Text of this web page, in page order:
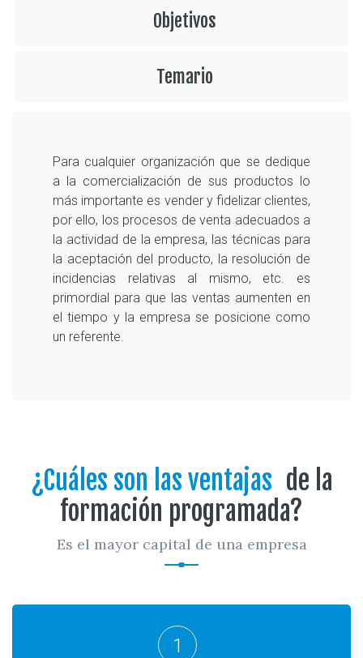
Objetivos
Temario
Para cualquier organización que se dedique
a la comercialización de sus productos lo
más importante es vender y fidelizar clientes,
por ello, los procesos de venta adecuados a
la actividad de la empresa, las técnicas para
la aceptación del producto, la resolución de
incidencias relativas al mismo, etc. es
primordial para que las ventas aumenten en
el tiempo y la empresa se posicione como
un referente.
¿Cuáles son las ventajas de la
formación programada?
Es el mayor capital de una empresa
1